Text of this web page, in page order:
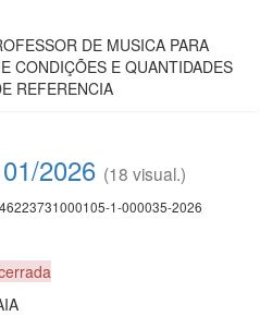
DE MUSICA PARA
CONDIÇÕES E QUANTIDADES
REFERENCIA
2026 (18 visual.)
1-000035-2026